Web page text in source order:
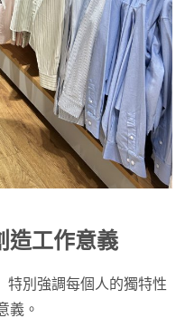
造工作意義
特別強調每個人的獨特性
義。